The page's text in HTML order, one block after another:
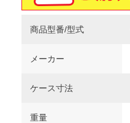
商品型番/型式
メーカー
ケース寸法
重量